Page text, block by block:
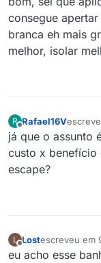
consegue
branca eh mais
melhor, isolar
R Rafael16V
última
já que o assunto
custo x benefício
escape?
L
Offline
Lostescreveu em
última edição
eu acho esse